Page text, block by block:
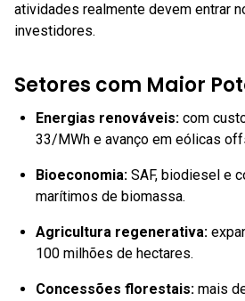
atividades realmente devem entrar
investidores.
Setores com Maior
Energias renováveis: com
33/MWh e avanço em eólicas
Bioeconomia: SAF, biodiesel e
marítimos de biomassa.
Agricultura regenerativa:
100 milhões de hectares.
Concessões florestais: mais